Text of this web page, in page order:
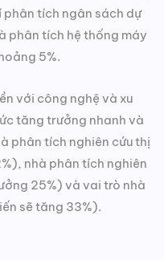
tích ngân sách dự
phân tích hệ thống máy
5%.
với công nghệ và xu
tăng trưởng nhanh và
phân tích nghiên cứu thị
nhà phân tích nghiên
25%) và vai trò nhà
​​​​sẽ tăng 33%).